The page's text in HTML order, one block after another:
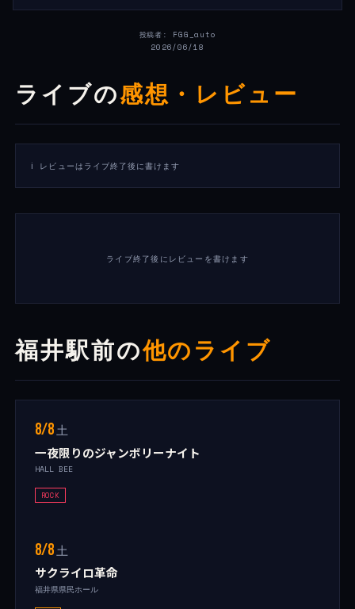
投稿者: FGG_auto
2026/06/18
ライブの感想・レビュー
ℹ️ レビューはライブ終了後に書けます
ライブ終了後にレビューを書けます
福井駅前の他のライブ
8/8土
一夜限りのジャンボリーナイト
HALL BEE
ROCK
8/8土
サクライロ革命
福井県県民ホール